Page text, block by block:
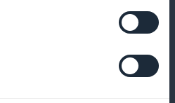
oportunidade de aprender